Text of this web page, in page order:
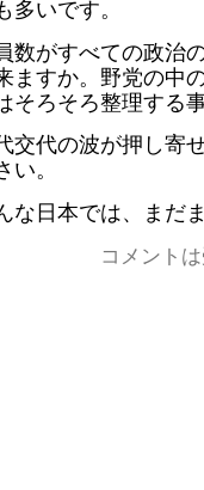
多いです。
数がすべての政治
ますか。野党の中
そろそろ整理する
交代の波が押し寄
い。
な日本では、まだ
コメント